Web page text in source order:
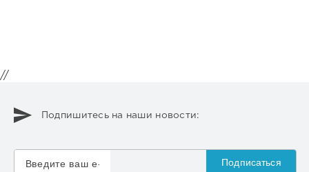
//
Подпишитесь на наши новости:
Подписаться